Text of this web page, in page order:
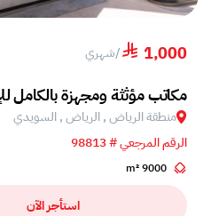
1,000
/شهري
مكاتب مؤثثة ومجهزة بالكامل
منطقة الرياض , الرياض , السويدي
الرقم المرجعي # 98813
9000 m²
استأجر الآن